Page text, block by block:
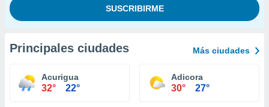
Principales ciudades Más ciudades
Acurigua
32° 22°
Adicora
30° 27°